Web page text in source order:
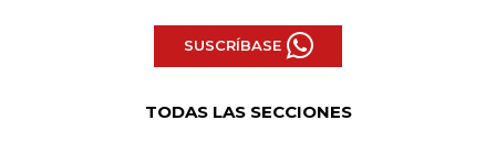
SUSCRÍBASE
TODAS LAS SECCIONES